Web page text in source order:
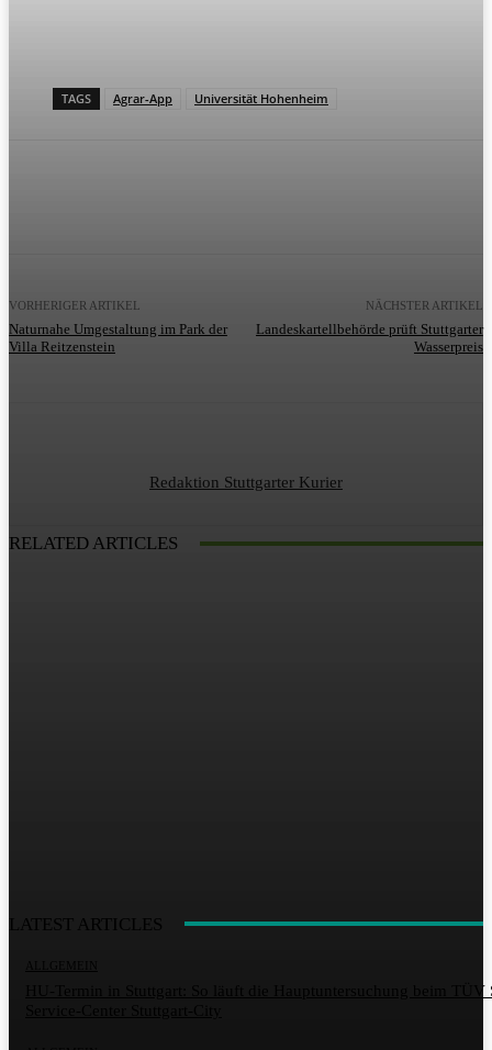
TAGS Agrar-App Universität Hohenheim
VORHERIGER ARTIKEL
Naturnahe Umgestaltung im Park der
Villa Reitzenstein
NÄCHSTER ARTIKEL
Landeskartellbehörde prüft Stuttgarter
Wasserpreis
Redaktion Stuttgarter Kurier
RELATED ARTICLES
LATEST ARTICLES
HU-Termin in Stuttgart: So läuft die Hauptuntersuchung beim TÜV